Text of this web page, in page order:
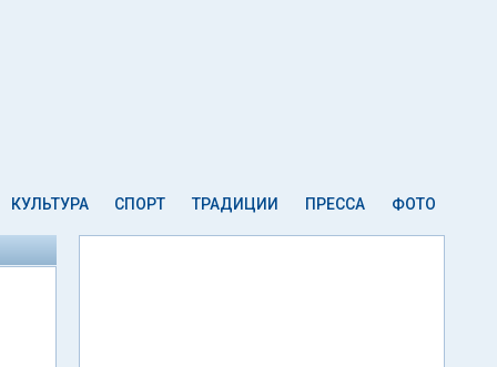
КУЛЬТУРА СПОРТ ТРАДИЦИИ ПРЕССА ФОТО